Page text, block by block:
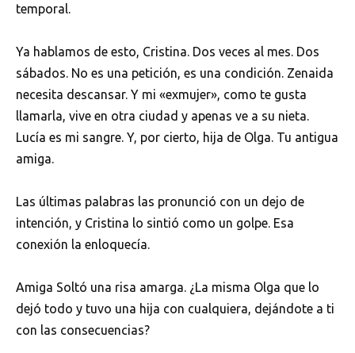
temporal.
Ya hablamos de esto, Cristina. Dos veces al mes. Dos
sábados. No es una petición, es una condición. Zenaida
necesita descansar. Y mi «exmujer», como te gusta
llamarla, vive en otra ciudad y apenas ve a su nieta.
Lucía es mi sangre. Y, por cierto, hija de Olga. Tu antigua
amiga.
Las últimas palabras las pronunció con un dejo de
intención, y Cristina lo sintió como un golpe. Esa
conexión la enloquecía.
Amiga Soltó una risa amarga. ¿La misma Olga que lo
dejó todo y tuvo una hija con cualquiera, dejándote a ti
con las consecuencias?